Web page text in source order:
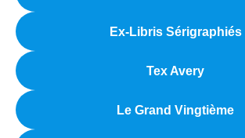
Ex-Libris Sérigraphiés
Tex Avery
Le Grand Vingtième